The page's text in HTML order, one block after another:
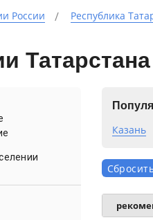
России Республика
Казань